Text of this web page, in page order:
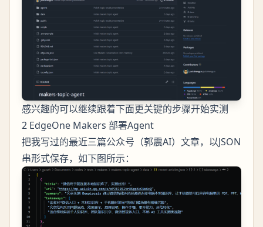
感兴趣的可以继续跟着下面更关键的步骤开始实测
2 EdgeOne Makers 部署Agent
把我写过的最近三篇公众号（郭震AI）文章，以JSON
串形式保存，如下图所示：